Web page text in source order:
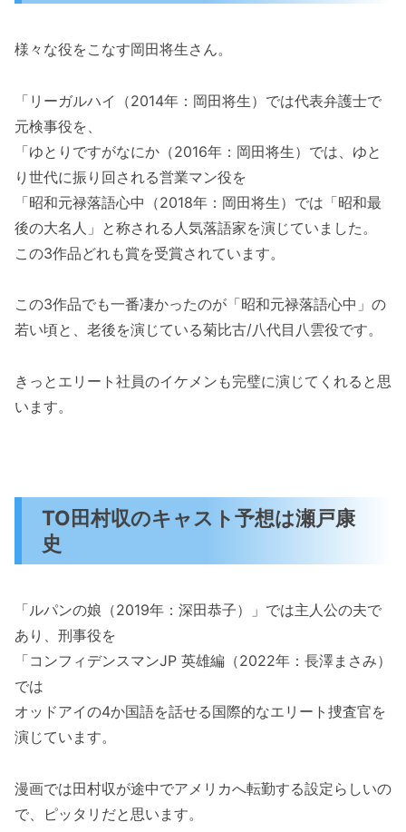
様々な役をこなす岡田将生さん。
「リーガルハイ（2014年：岡田将生）では代表弁護士で
元検事役を、
「ゆとりですがなにか（2016年：岡田将生）では、ゆと
り世代に振り回される営業マン役を
「昭和元禄落語心中（2018年：岡田将生）では「昭和最
後の大名人」と称される人気落語家を演じていました。
この3作品どれも賞を受賞されています。
この3作品でも一番凄かったのが「昭和元禄落語心中」の
若い頃と、老後を演じている菊比古/八代目八雲役です。
きっとエリート社員のイケメンも完璧に演じてくれると思
います。
TO田村収のキャスト予想は瀬戸康
史
「ルパンの娘（2019年：深田恭子）」では主人公の夫で
あり、刑事役を
「コンフィデンスマンJP 英雄編（2022年：長澤まさみ）
では
オッドアイの4か国語を話せる国際的なエリート捜査官を
演じています。
漫画では田村収が途中でアメリカへ転勤する設定らしいの
で、ピッタリだと思います。